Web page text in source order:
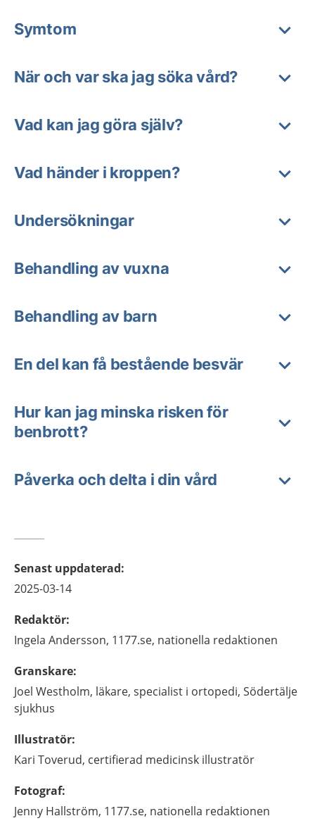
Symtom
När och var ska jag söka vård?
Vad kan jag göra själv?
Vad händer i kroppen?
Undersökningar
Behandling av vuxna
Behandling av barn
En del kan få bestående besvär
Hur kan jag minska risken för
benbrott?
Påverka och delta i din vård
Senast uppdaterad:
2025-03-14
Redaktör:
Ingela Andersson, 1177.se, nationella redaktionen
Granskare:
Joel Westholm, läkare, specialist i ortopedi, Södertälje
sjukhus
Illustratör:
Kari Toverud, certifierad medicinsk illustratör
Fotograf:
Jenny Hallström, 1177.se, nationella redaktionen